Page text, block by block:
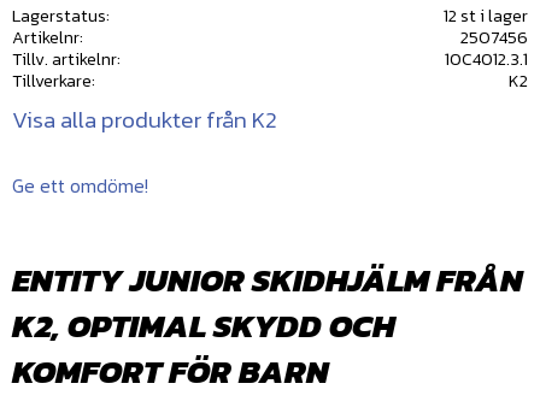
Lagerstatus
12 st i lager
Artikelnr
2507456
Tillv. artikelnr
10C4012.3.1
Tillverkare
K2
Visa alla produkter från K2
Ge ett omdöme!
ENTITY JUNIOR SKIDHJÄLM FRÅN
K2, OPTIMAL SKYDD OCH
KOMFORT FÖR BARN